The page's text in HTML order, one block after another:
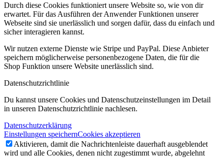
Durch diese Cookies funktioniert unsere Website so, wie von dir
erwartet. Für das Ausführen der Anwender Funktionen unserer
Webseite sind sie unerlässlich und sorgen dafür, dass du einfach und
sicher interagieren kannst.
Wir nutzen externe Dienste wie Stripe und PayPal. Diese Anbieter
speichern möglicherweise personenbezogene Daten, die für die
Shop Funktion unsere Website unerlässlich sind.
Datenschutzrichtlinie
Du kannst unsere Cookies und Datenschutzeinstellungen im Detail
in unseren Datenschutzrichtlinie nachlesen.
Datenschutzerklärung
Einstellungen speichernCookies akzeptieren
Aktivieren, damit die Nachrichtenleiste dauerhaft ausgeblendet
wird und alle Cookies, denen nicht zugestimmt wurde, abgelehnt